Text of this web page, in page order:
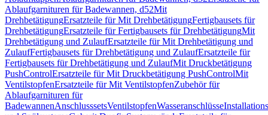
Ablaufgarnituren für Badewannen, d52Mit
DrehbetätigungErsatzteile für Mit DrehbetätigungFertigbausets für
DrehbetätigungErsatzteile für Fertigbausets für DrehbetätigungMit
Drehbetätigung und ZulaufErsatzteile für Mit Drehbetätigung und
ZulaufFertigbausets für Drehbetätigung und ZulaufErsatzteile für
Fertigbausets für Drehbetätigung und ZulaufMit Druckbetätigung
PushControlErsatzteile für Mit Druckbetätigung PushControlMit
VentilstopfenErsatzteile für Mit VentilstopfenZubehör für
Ablaufgarnituren für
BadewannenAnschlusssetsVentilstopfenWasseranschlüsse